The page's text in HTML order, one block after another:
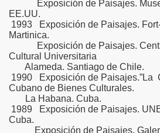
Exposición de Paisajes.
EE.UU.
1993 Exposición de Paisajes.
Martinica.
Exposición de Paisajes.
Cultural Universitaria
Alameda. Santiago de Chile.
1990 Exposición de Paisajes.”La
Cubano de Bienes Culturales.
La Habana. Cuba.
1989 Exposición de Paisajes.
Cuba.
Exposición de Paisajes.